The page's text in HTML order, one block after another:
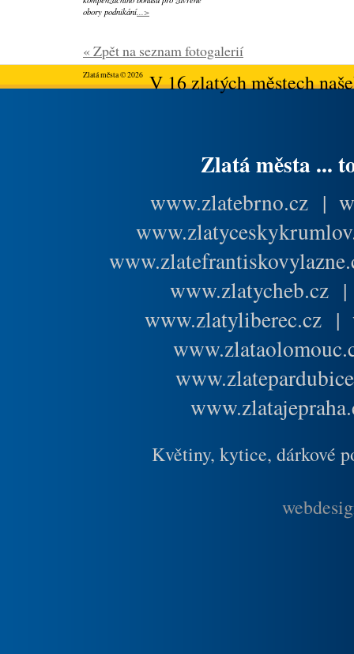
obory podnikání...>
« Zpět na seznam fotogalerií
Zlatá města © 2026V 16 zlatých městech
Zlatá města ...
www.zlatebrno.cz |
www.zlatycheb.cz
www.zlatyliberec.cz |
Květiny, kytice, dárkové